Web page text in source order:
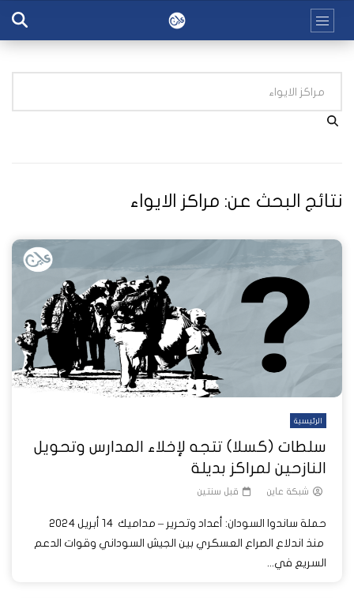
نتائج البحث عن: مراكز الايواء
الرئيسية
سلطات (كسلا) تتجه لإخلاء المدارس وتحويل
النازحين لمراكز بديلة
شبكة عاين قبل سنتين
حملة ساندوا السودان: أعداد وتحرير – مداميك 14 أبريل 2024
منذ اندلاع الصراع العسكري بين الجيش السوداني وقوات الدعم
السريع في...